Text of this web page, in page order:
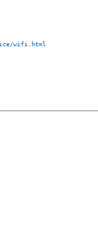
wifi.html